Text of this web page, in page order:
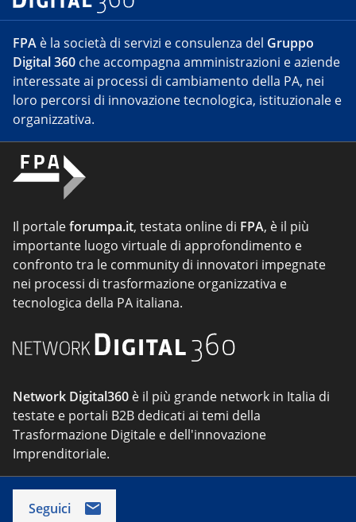
FPA è la società di servizi e consulenza del Gruppo
Digital 360 che accompagna amministrazioni e aziende
interessate ai processi di cambiamento della PA, nei
loro percorsi di innovazione tecnologica, istituzionale e
organizzativa.
Il portaleforumpa.it, testata online di FPA, è il più
importante luogo virtuale di approfondimento e
confronto tra le community di innovatori impegnate
nei processi di trasformazione organizzativa e
tecnologica della PA italiana.
Network Digital360 è il più grande network in Italia di
testate e portali B2B dedicati ai temi della
Trasformazione Digitale e dell'innovazione
Imprenditoriale.
Seguici